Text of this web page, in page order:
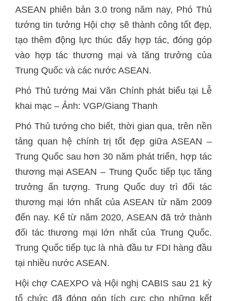
ASEAN phiên bản 3.0 trong năm nay, Phó Thủ
tướng tin tưởng Hội chợ sẽ thành công tốt đẹp,
tạo thêm động lực thúc đẩy hợp tác, đóng góp
vào hợp tác thương mại và tăng trưởng của
Trung Quốc và các nước ASEAN.
Phó Thủ tướng Mai Văn Chính phát biểu tại Lễ
khai mạc – Ảnh: VGP/Giang Thanh
Phó Thủ tướng cho biết, thời gian qua, trên nền
tảng quan hệ chính trị tốt đẹp giữa ASEAN –
Trung Quốc sau hơn 30 năm phát triển, hợp tác
thương mại ASEAN – Trung Quốc tiếp tục tăng
trưởng ấn tượng. Trung Quốc duy trì đối tác
thương mại lớn nhất của ASEAN từ năm 2009
đến nay. Kể từ năm 2020, ASEAN đã trở thành
đối tác thương mại lớn nhất của Trung Quốc.
Trung Quốc tiếp tục là nhà đầu tư FDI hàng đầu
tại nhiều nước ASEAN.
Hội chợ CAEXPO và Hội nghị CABIS sau 21 kỳ
tổ chức đã đóng góp tích cực cho những kết